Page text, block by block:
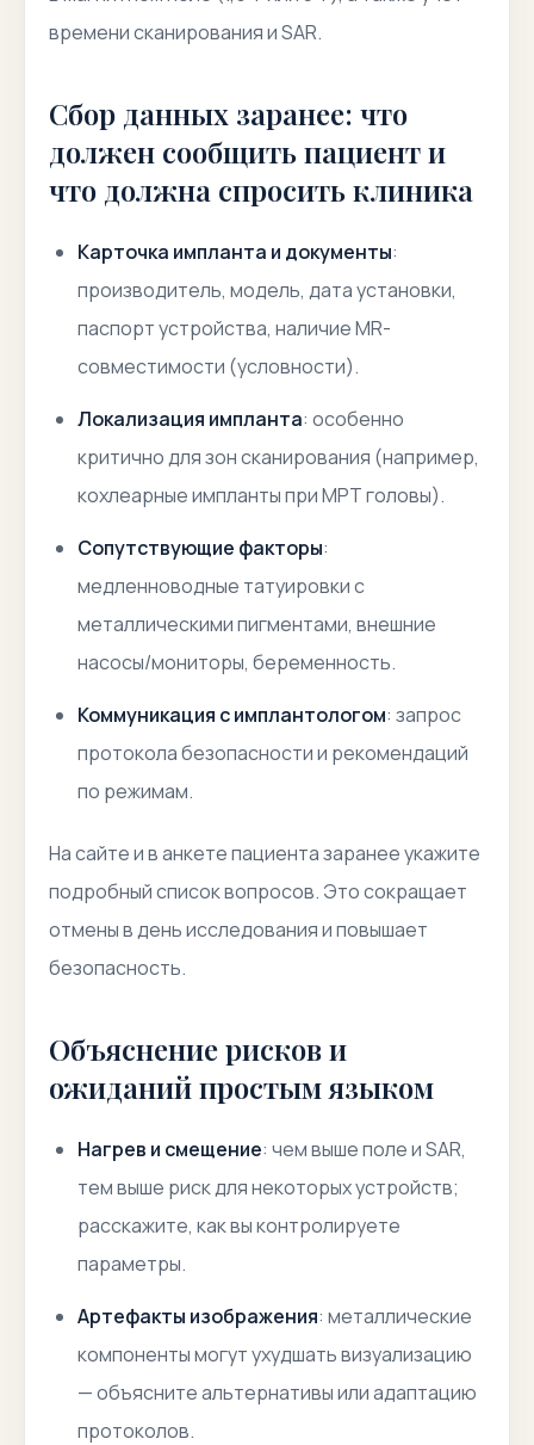
времени сканирования и SAR.
Сбор данных заранее: что
должен сообщить пациент и
что должна спросить клиника
Карточка импланта и документы:
производитель, модель, дата установки,
паспорт устройства, наличие MR-
совместимости (условности).
Локализация импланта: особенно
критично для зон сканирования (например,
кохлеарные импланты при МРТ головы).
Сопутствующие факторы:
медленноводные татуировки с
металлическими пигментами, внешние
насосы/мониторы, беременность.
Коммуникация с имплантологом: запрос
протокола безопасности и рекомендаций
по режимам.
На сайте и в анкете пациента заранее укажите
подробный список вопросов. Это сокращает
отмены в день исследования и повышает
безопасность.
Объяснение рисков и
ожиданий простым языком
Нагрев и смещение: чем выше поле и SAR,
тем выше риск для некоторых устройств;
расскажите, как вы контролируете
параметры.
Артефакты изображения: металлические
компоненты могут ухудшать визуализацию
— объясните альтернативы или адаптацию
протоколов.